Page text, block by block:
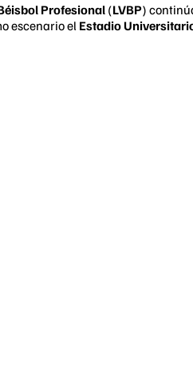
Profesional (LVBP)
escenario el Estadio